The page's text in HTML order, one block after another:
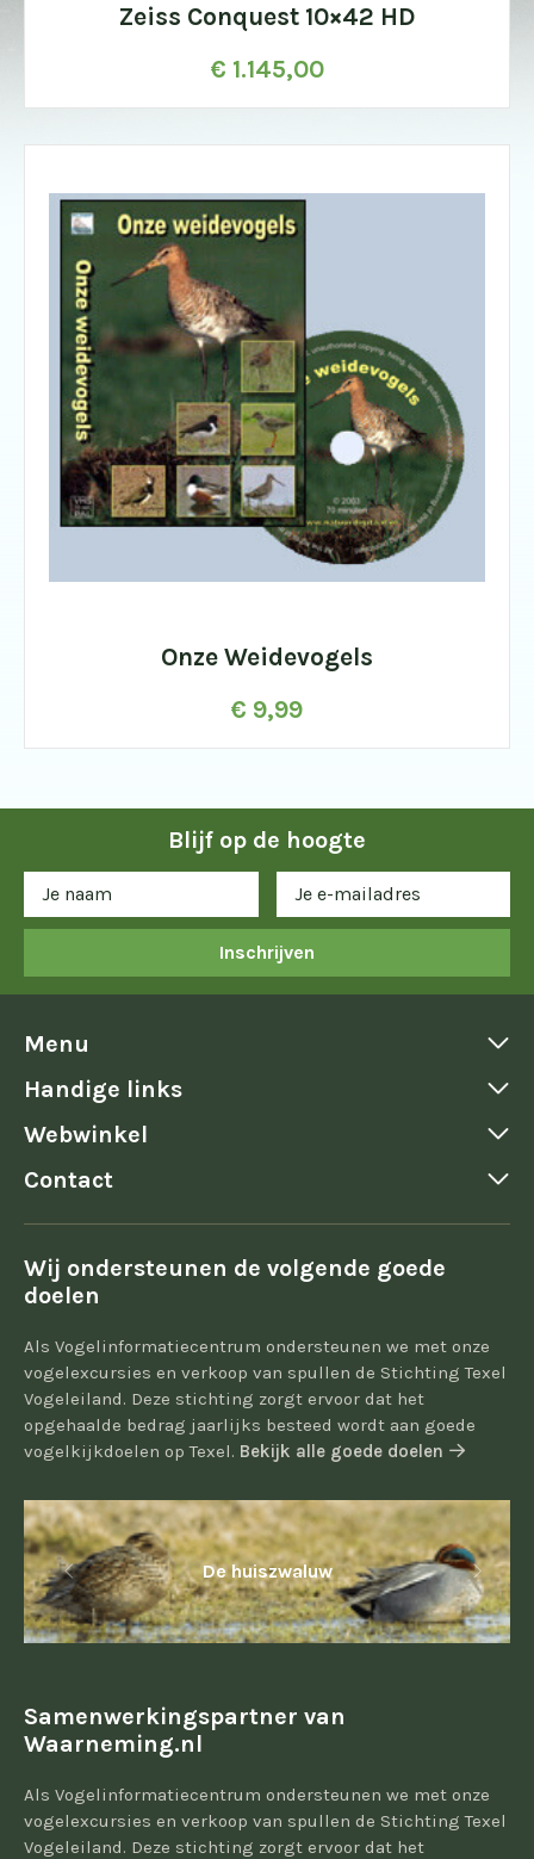
Zeiss Conquest 10×42 HD
€ 1.145,00
Onze Weidevogels
€ 9,99
Blijf op de hoogte
Inschrijven
Menu
Handige links
Webwinkel
Contact
Wij ondersteunen de volgende goede
doelen
Als Vogelinformatiecentrum ondersteunen we met onze
vogelexcursies en verkoop van spullen de Stichting Texel
Vogeleiland. Deze stichting zorgt ervoor dat het
opgehaalde bedrag jaarlijks besteed wordt aan goede
vogelkijkdoelen op Texel. Bekijk alle goede doelen
De huiszwaluw
Samenwerkingspartner van
Waarneming.nl
Als Vogelinformatiecentrum ondersteunen we met onze
vogelexcursies en verkoop van spullen de Stichting Texel
Vogeleiland. Deze stichting zorgt ervoor dat het